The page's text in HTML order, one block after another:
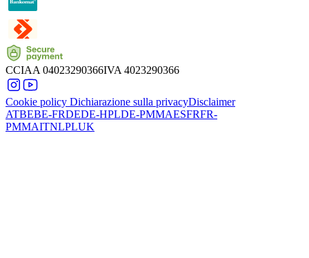
CCIAA 04023290366IVA 4023290366
Cookie policy Dichiarazione sulla privacyDisclaimer
ATBEBE-FRDEDE-HPLDE-PMMAESFRFR-
PMMAITNLPLUK